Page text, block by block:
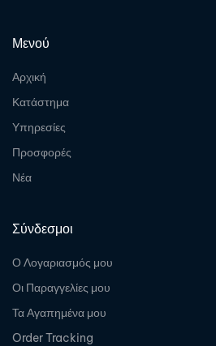
Μενού
Αρχική
Κατάστημα
Υπηρεσίες
Προσφορές
Νέα
Σύνδεσμοι
Ο Λογαριασμός μου
Οι Παραγγελίες μου
Τα Αγαπημένα μου
Order Tracking